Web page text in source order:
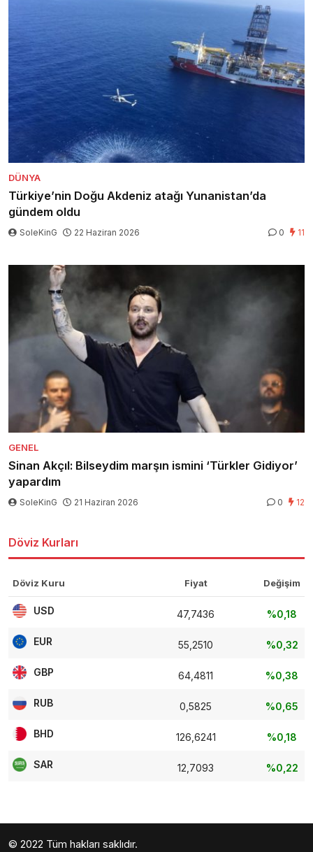
DÜNYA
Türkiye’nin Doğu Akdeniz atağı Yunanistan’da
gündem oldu
SoleKinG 22 Haziran 2026 0 11
GENEL
Sinan Akçıl: Bilseydim marşın ismini ‘Türkler Gidiyor’
yapardım
SoleKinG 21 Haziran 2026 0 12
Döviz Kurları
Döviz Kuru Fiyat Değişim
USD 47,7436 %0,18
EUR 55,2510 %0,32
GBP 64,4811 %0,38
RUB 0,5825 %0,65
BHD 126,6241 %0,18
SAR 12,7093 %0,22
© 2022 Tüm hakları saklıdır.